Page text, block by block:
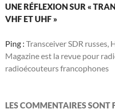
UNE RÉFLEXION SUR «
VHF ET UHF »
Ping : Transceiver SDR russes,
Magazine est la revue pour
radioécouteurs francophones
LES COMMENTAIRES SONT